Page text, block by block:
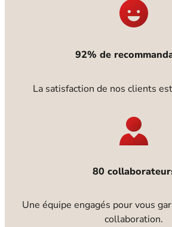
92% de
La satisfaction de nos clients
80
Une équipe engagés pour vous
collaboration.